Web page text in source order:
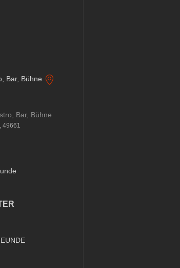
Bar, Bühne
49661